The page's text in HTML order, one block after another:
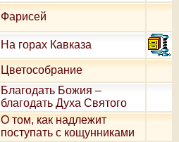
Фарисей
На горах Кавказа
Цветособрание
Благодать Божия –
благодать Духа Святого
О том, как надлежит
поступать с кощунниками